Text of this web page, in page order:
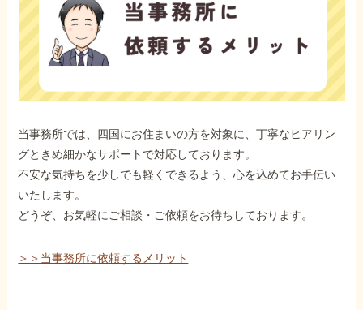
当事務所では、四国にお住まいの方を対象に、丁寧なヒアリン
グときめ細かなサポートで対応しております。
不安な気持ちを少しでも軽くできるよう、心を込めてお手伝い
いたします。
どうぞ、お気軽にご相談・ご依頼をお待ちしております。
＞＞当事務所に依頼するメリット